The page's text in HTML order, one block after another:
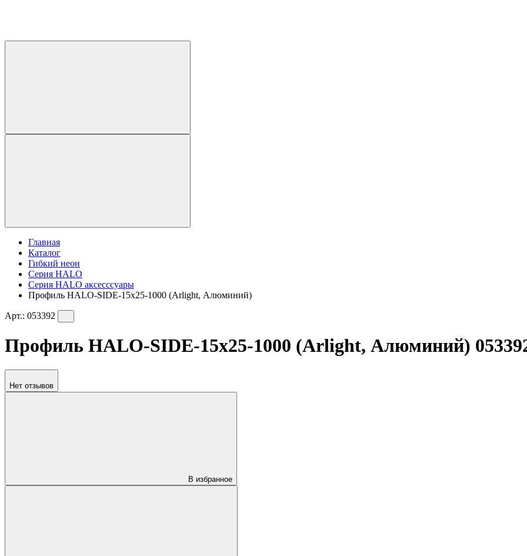
Главная
Каталог
Гибкий неон
Серия HALO
Серия HALO аксесссуары
Профиль HALO-SIDE-15x25-1000 (Arlight, Алюминий)
Арт.: 053392
Профиль HALO-SIDE-15x25-1000 (Arlight, Алюминий)
Нет отзывов
В избранное